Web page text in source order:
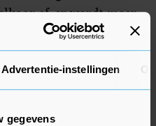
Advertentie-instellingen
gegevens
af, er wordt meer
maatregelen
van het virus moesten
de besmettelijker